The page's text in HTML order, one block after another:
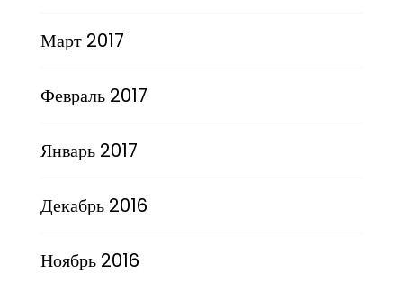
Март 2017
Февраль 2017
Январь 2017
Декабрь 2016
Ноябрь 2016